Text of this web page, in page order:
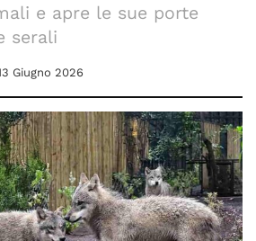
e apre le sue porte
serali
Giugno 2026